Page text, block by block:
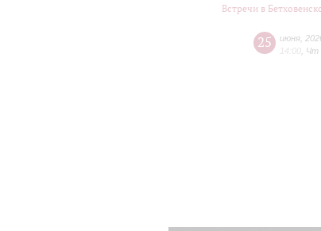
Встречи в
25 июня
14:00 Чт